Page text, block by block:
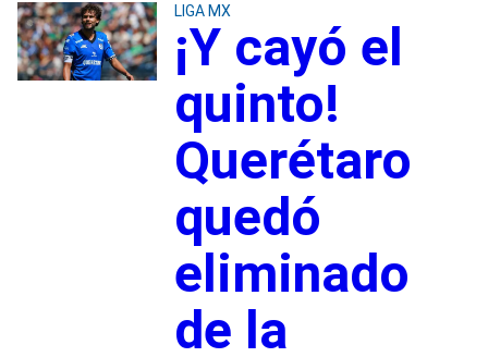
LIGA MX
¡Y cayó el
quinto!
Querétaro
quedó
eliminado
de la